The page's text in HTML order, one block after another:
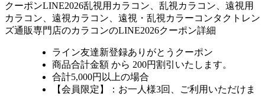
クーポンLINE2026乱視用カラコン、乱視カラコン、遠視用
カラコン、遠視カラコン、遠視・乱視カラーコンタクトレン
ズ通販専門店のカラコンのLINE2026クーポン詳細
ライン友達新登録ありがとうクーポン
商品合計金額 から 200円割引 いたします。
合計5,000円以上の場合
【会員限定】：お一人様3回
、ご利用いただけま